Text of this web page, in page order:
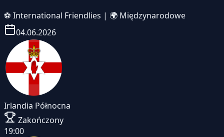
⚽ International Friendlies | 🌍 Międzynarodowe
04.06.2026
Irlandia Północna
Zakończony
19:00